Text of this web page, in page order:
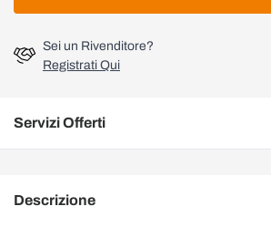
Sei un Rivenditore?
Registrati Qui
Servizi Offerti
Descrizione